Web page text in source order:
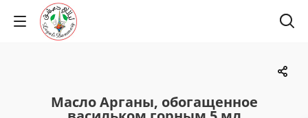
Масло Арганы, обогащенное